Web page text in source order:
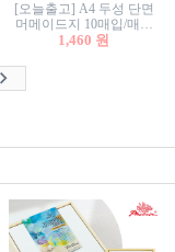
[오늘출고] A4 두성 단면
머메이드지 10매입/매직
터치/색지/색상지/색복사
칼라색지/고급복사지
1,460 원